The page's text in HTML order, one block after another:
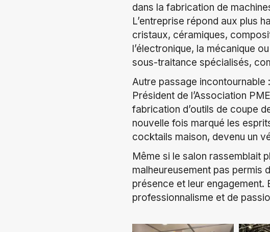
dans la fabrication de
L’entreprise répond aux plus
cristaux, céramiques,
l’électronique, la mécanique
sous-traitance spécialisés,
Autre passage incontournable
Président de l’Association
fabrication d’outils de coupe
nouvelle fois marqué les
cocktails maison, devenu un
Même si le salon rassemblait
malheureusement pas permis
présence et leur
professionnalisme et de